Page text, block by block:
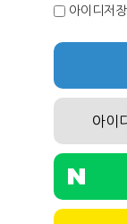
아이디저장
아이